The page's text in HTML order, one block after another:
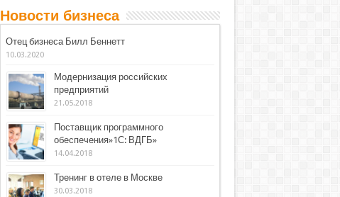
Новости бизнеса
Отец бизнеса Билл Беннетт
10.03.2020
Модернизация российских
предприятий
21.05.2018
Поставщик программного
обеспечения»1С: ВДГБ»
14.04.2018
Тренинг в отеле в Москве
30.03.2018